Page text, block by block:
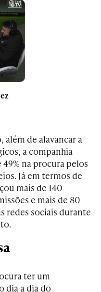
de alavancar a
a companhia
na procura pelos
Já em termos de
mais de 140
e mais de 80
redes sociais durante
ter um
dia a dia do